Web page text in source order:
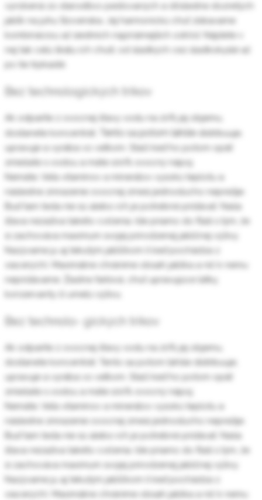
vyrobená zo starostlivo pestovaných a dôsledne dozretých
jabĺk na juhu Slovenska. Jej harmonickú chuť získavame
kombináciou až siedmich najznámejších odrôd. Nájdete v
nej tak celú škálu ich chutí; od sladkých cez sladkokyslé až
po tie trpkasté.
Bez technologických trikov
Ak odparíte z ovocnej šťavy vodu na 20% jej objemu,
dostanete koncentrát.
Tento sa potom ľahšie distribuuje,
upravuje a vyrába vo veľkom. Stačí keď ho potom opäť
zmiešate s vodou a máte 100% ovocný nápoj.
Nemáte. Veľa vitamínov a minerálov vysokú teplotu a
následne zmrazenie ovocnej zmesi jednoducho neprežije.
Buď tam teda nie sú alebo ich je potrebné pridávať. Naša
šťava nezažíva takéto cvičenia. Ide priamo do fľaší s tým, že
si zachováva maximum svojej prirodzenej jablčnej výživy.
Nazývame ju aj tekutým jabĺčkom (i keď pochádza z
viacerých). Maximálne chránime obsah jablka a nič k nemu
nepridávame. Žiadne farbivá, chuť upravujúce látky,
konzervanty či umelú výživu.
Bez technolo- gických trikov
Ak odparíte z ovocnej šťavy vodu na 20% jej objemu,
dostanete koncentrát. Tento sa potom ľahšie distribuuje,
upravuje a vyrába vo veľkom. Stačí keď ho potom opäť
zmiešate s vodou a máte 100% ovocný nápoj.
Nemáte. Veľa vitamínov a minerálov vysokú teplotu a
následne zmrazenie ovocnej zmesi jednoducho neprežije.
Buď tam teda nie sú alebo ich je potrebné pridávať. Naša
šťava nezažíva takéto cvičenia. Ide priamo do fľaší s tým, že
si zachováva maximum svojej prirodzenej jablčnej výživy.
Nazývame ju aj tekutým jabĺčkom (i keď pochádza z
viacerých). Maximálne chránime obsah jablka a nič k nemu